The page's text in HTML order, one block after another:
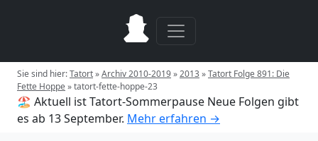
Sie sind hier:Tatort»Archiv 2010-2019»2013»Tatort Folge 891: Die
Fette Hoppe»tatort-fette-hoppe-23
🏖️ Aktuell ist Tatort-Sommerpause Neue Folgen gibt
es ab 13 September. Mehr erfahren →